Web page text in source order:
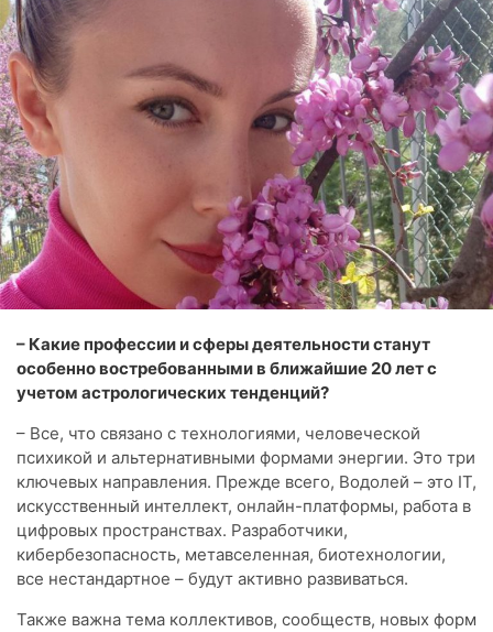
– Какие профессии и сферы деятельности станут
особенно востребованными в ближайшие 20 лет с
учетом астрологических тенденций?
– Все, что связано с технологиями, человеческой
психикой и альтернативными формами энергии. Это три
ключевых направления. Прежде всего, Водолей – это IT,
искусственный интеллект, онлайн-платформы, работа в
цифровых пространствах. Разработчики,
кибербезопасность, метавселенная, биотехнологии,
все нестандартное – будут активно развиваться.
Также важна тема коллективов, сообществ, новых форм